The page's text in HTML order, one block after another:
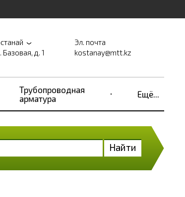
Базовая, д. 1
Эл. почта
kostanay@mtt.kz
Трубопроводная
арматура
Ещё...
Найти